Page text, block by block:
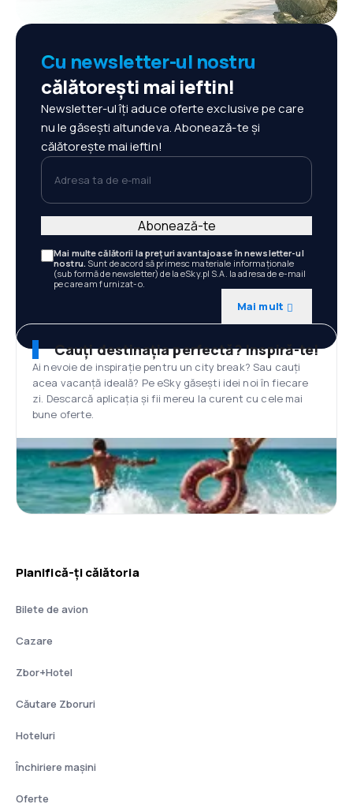
Cu newsletter-ul nostru
călătorești mai ieftin!
Newsletter-ul îți aduce oferte exclusive pe care
nu le găsești altundeva. Abonează-te și
călătorește mai ieftin!
Adresa ta de e-mail
Mai multe călătorii la prețuri avantajoase în newsletter-ul
nostru. Sunt de acord să primesc materiale informaționale
(sub formă de newsletter) de la eSky.pl S.A. la adresa de e-mail
pe care am furnizat-o.
Mai mult
Abonează-te
Cauți destinația perfectă? Inspiră-te!
Ai nevoie de inspirație pentru un city break? Sau cauți
acea vacanță ideală? Pe eSky găsești idei noi în fiecare
zi. Descarcă aplicația și fii mereu la curent cu cele mai
bune oferte.
Planifică-ți călătoria
Bilete de avion
Cazare
Zbor+Hotel
Căutare Zboruri
Hoteluri
Închiriere mașini
Oferte